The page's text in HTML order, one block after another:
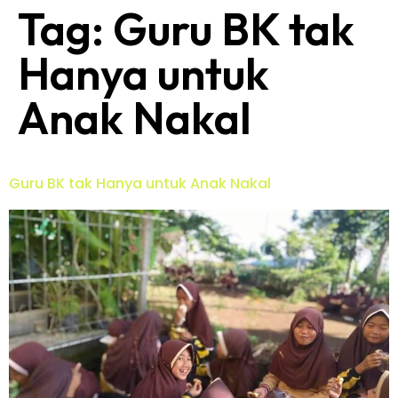
Tag: Guru BK tak
Hanya untuk
Anak Nakal
Guru BK tak Hanya untuk Anak Nakal